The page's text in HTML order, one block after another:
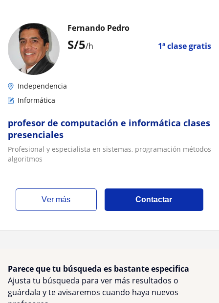
S/5/h 1ª clase gratis
Fernando Pedro
Independencia
Informática
profesor de computación e informática clases
presenciales
Profesional y especialista en sistemas, programación métodos
algoritmos
ver más Contactar
Parece que tu búsqueda es bastante especifica
Ajusta tu búsqueda para ver más resultados o
guárdala y te avisaremos cuando haya nuevos